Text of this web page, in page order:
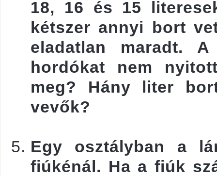
18, 16 és 15
kétszer annyi bort
eladatlan maradt.
hordókat nem
meg? Hány liter
vevők?
Egy osztályban a
fiúkénál. Ha a fiúk